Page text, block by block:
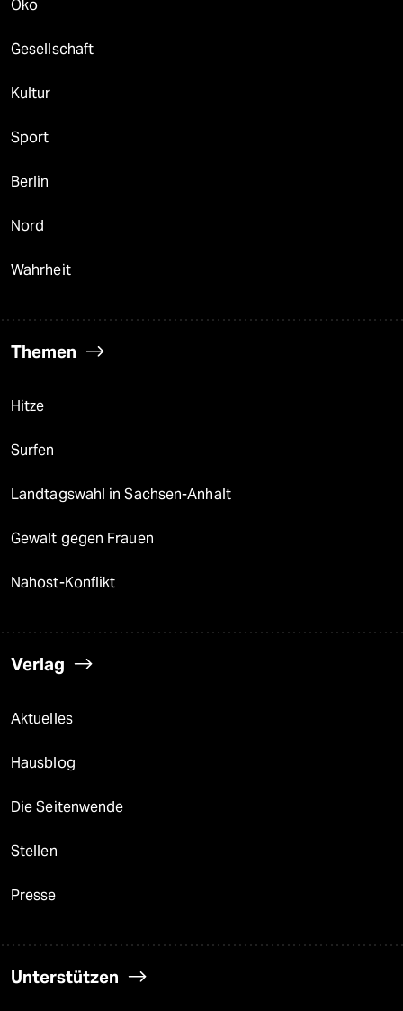
Öko
Gesellschaft
Kultur
Sport
Berlin
Nord
Wahrheit
Themen
Hitze
Surfen
Landtagswahl in Sachsen-Anhalt
Gewalt gegen Frauen
Nahost-Konflikt
Verlag
Aktuelles
Hausblog
Die Seitenwende
Stellen
Presse
Unterstützen